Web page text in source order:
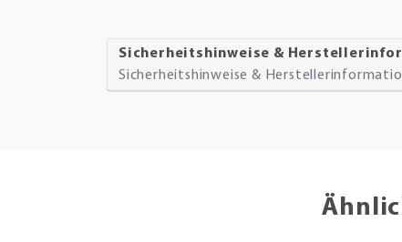
Sicherheitshinweise &
Sicherheitshinweise &